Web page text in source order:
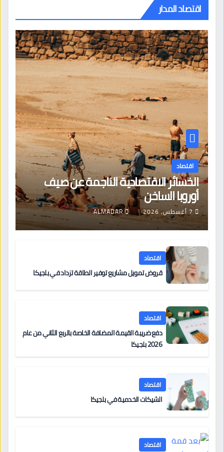
اقتصاد المدار
اقتصاد
الخسائر الاقتصادية الناجمة عن صيف
أوروبا الساخن
7 أغسطس، 2026 ALMADAR
اقتصاد
قروض تمويل مشاريع توفير الطاقة تزداد في بلجيكا
اقتصاد
دفع ضريبة القيمة المضافة الخاصة بالربع الثاني من عام
2026 بلجيكا
اقتصاد
الشيكات الخدمية في بلجيكا
اقتصاد